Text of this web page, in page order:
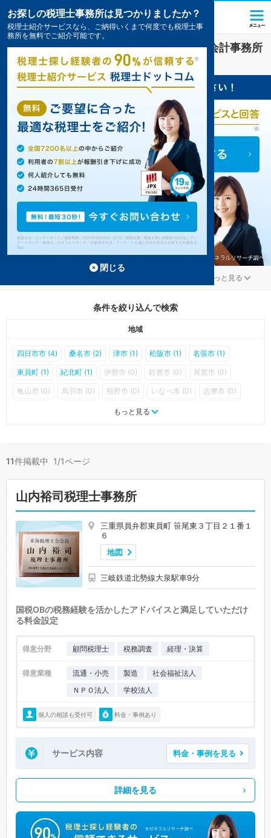
ＮＰＯ法人業界に強い三重県の税理士・会計事務所
の一覧11件掲載中
もっと見る
条件を絞り込んで検索
地域
四日市市 (4) 桑名市 (2) 津市 (1) 松阪市 (1) 名張市 (1)
東員町 (1) 紀北町 (1) 伊勢市 (0) 鈴鹿市 (0) 尾鷲市 (0)
亀山市 (0) 鳥羽市 (0) 熊野市 (0) いなべ市 (0) 志摩市 (0)
菰野町 (0)
もっと見る
11件掲載中 1/1ページ
山内裕司税理士事務所
三重県員弁郡東員町 笹尾東３丁目２１番１
６
地図
三岐鉄道北勢線大泉駅車9分
国税OBの税務経験を活かしたアドバイスと満足していただけ
る料金設定
得意分野 顧問税理士 税務調査 経理・決算
得意業種 流通・小売 製造
社会福祉法人
ＮＰＯ法人
学校法人
個人の相談も受付可 料金・事例あり
サービス内容 料金・事例を見る
詳細を見る
お探しの税理士事務所は見つかりましたか？
税理士紹介サービスなら、ご納得いくまで何度でも税理士事
務所を無料でご紹介可能です。
閉じる